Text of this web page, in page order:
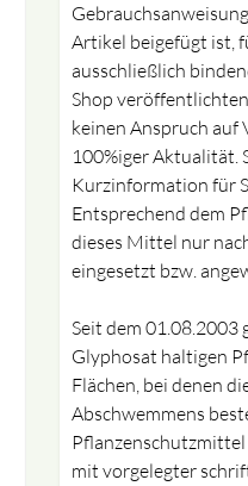
Artikel beigefügt ist,
ausschließlich
Shop
keinen Anspruch auf
100%iger Aktualität.
Kurzinformation für
Entsprechend dem
dieses Mittel nur
eingesetzt bzw.
Seit dem 01.08.2003
Glyphosat haltigen
Flächen, bei denen
Abschwemmens
mit vorgelegter